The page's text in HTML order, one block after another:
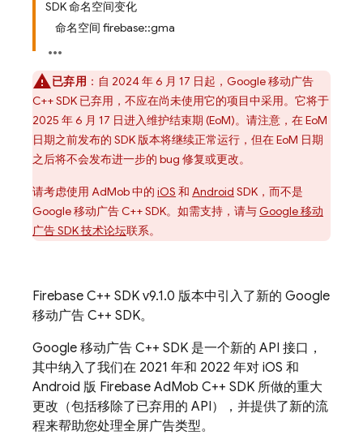
SDK 命名空间变化
命名空间 firebase::gma
已弃用 ：自 2024 年 6 月 17 日起，Google 移动广告
C++ SDK 已弃用 ，不应在尚未使用它的项目中采用。它将于
2025 年 6 月 17 日进入维护结束期 (EoM)。请注意，在 EoM
日期之前发布的 SDK 版本将继续正常运行，但在 EoM 日期
之后将不会发布进一步的 bug 修复或更改。
请考虑使用 AdMob中的 iOS 和 Android SDK，而不是
Google 移动广告 C++ SDK。如需支持，请与Google 移动
广告 SDK 技术论坛联系。
Firebase C++ SDK v9.1.0 版本中引入了新的 Google
移动广告 C++ SDK。
Google 移动广告 C++ SDK 是一个新的 API 接口，
其中纳入了我们在 2021 年和 2022 年对 iOS 和
Android 版 Firebase AdMob C++ SDK 所做的重大
更改（包括移除了已弃用的 API），并提供了新的流
程来帮助您处理全屏广告类型。